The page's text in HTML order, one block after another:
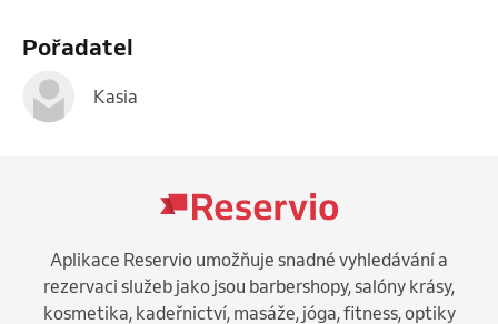
Pořadatel
Kasia
Aplikace Reservio umožňuje snadné vyhledávání a
rezervaci služeb jako jsou barbershopy, salóny krásy,
kosmetika, kadeřnictví, masáže, jóga, fitness, optiky